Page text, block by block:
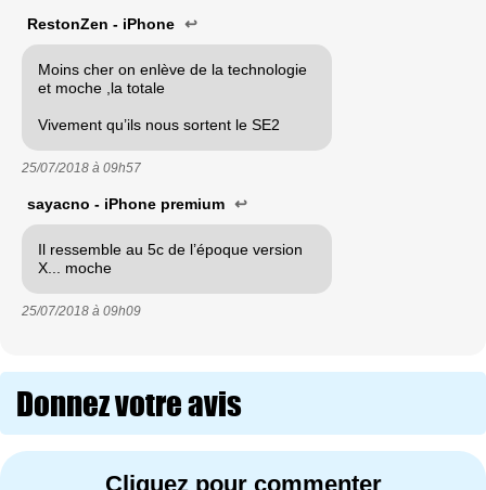
RestonZen - iPhone ↩
Moins cher on enlève de la technologie
et moche ,la totale
Vivement qu’ils nous sortent le SE2
25/07/2018 à 09h57
sayacno - iPhone premium ↩
Il ressemble au 5c de l’époque version
X... moche
25/07/2018 à 09h09
Donnez votre avis
Cliquez pour commenter